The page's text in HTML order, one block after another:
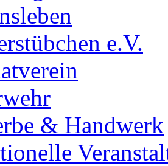
e.V.
& Handwerk